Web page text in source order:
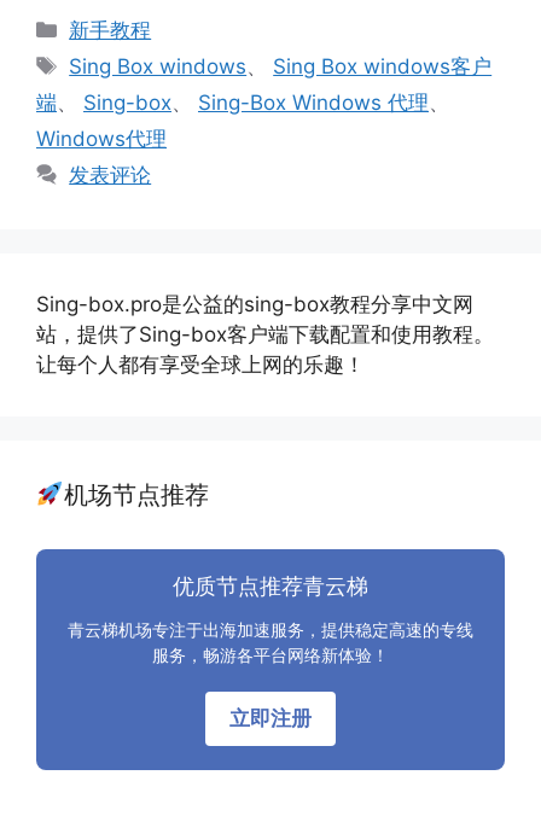
分
类
新手教程
标
签
Sing Box windows、 Sing Box windows客户
端、 Sing-box、 Sing-Box Windows 代理、
Windows代理
发表评论
Sing-box.pro是公益的sing-box教程分享中文网
站，提供了Sing-box客户端下载配置和使用教程。
让每个人都有享受全球上网的乐趣！
机场节点推荐
优质节点推荐青云梯
青云梯机场专注于出海加速服务，提供稳定高速的专线
服务，畅游各平台网络新体验！
立即注册